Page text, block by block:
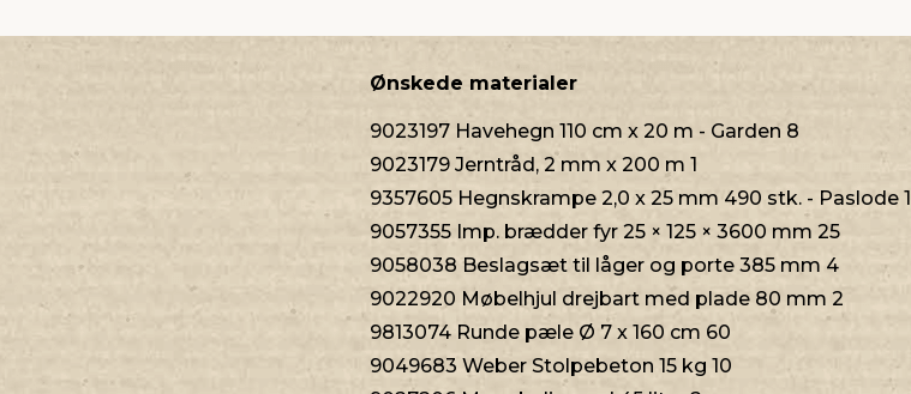
Ønskede materialer
9023197 Havehegn 110 cm x 20 m - Garden 8
9023179 Jerntråd, 2 mm x 200 m 1
9357605 Hegnskrampe 2,0 x 25 mm 490 stk. - Paslode 1
9057355 Imp. brædder fyr 25 × 125 × 3600 mm 25
9058038 Beslagsæt til låger og porte 385 mm 4
9022920 Møbelhjul drejbart med plade 80 mm 2
9813074 Runde pæle Ø 7 x 160 cm 60
9049683 Weber Stolpebeton 15 kg 10